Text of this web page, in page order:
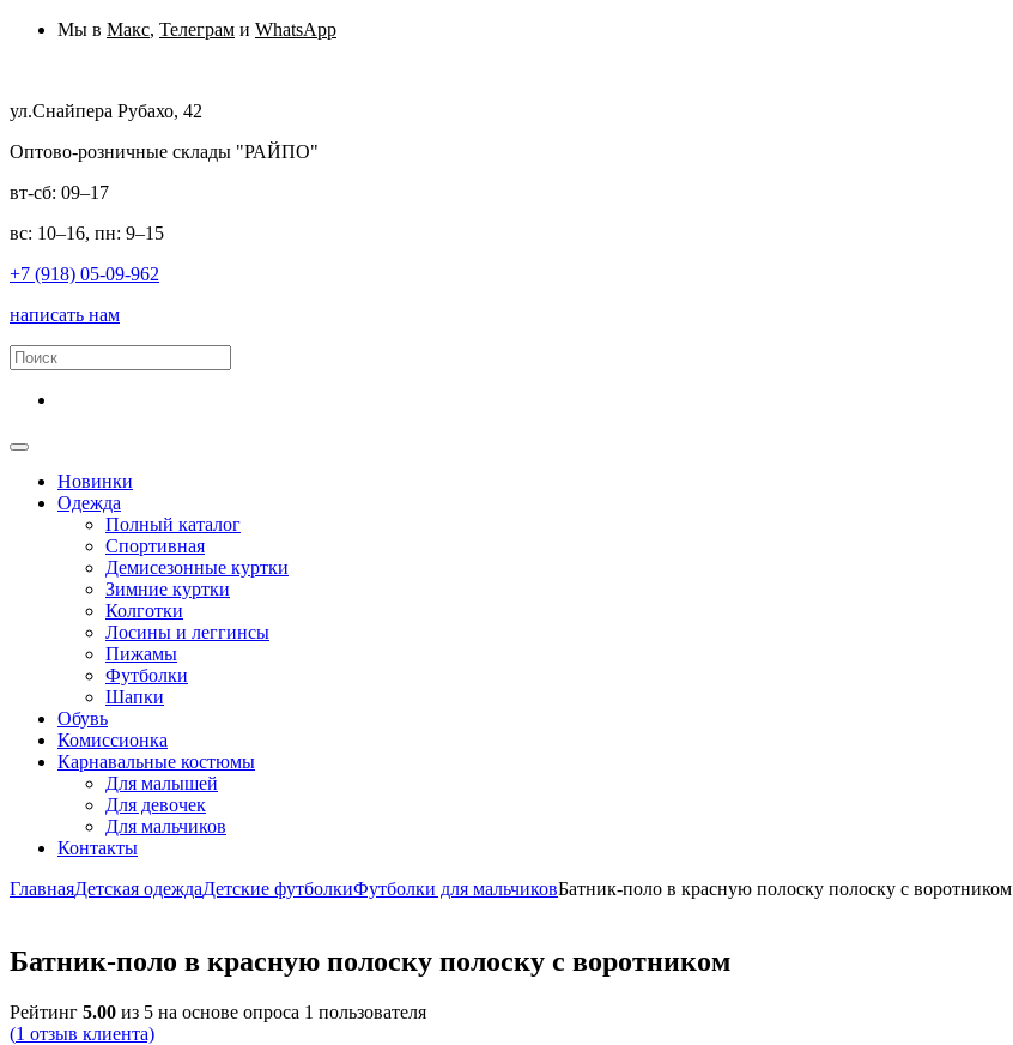
Мы в Макс, Телеграм и WhatsApp
ул.Снайпера Рубахо, 42
Оптово-розничные склады "РАЙПО"
вт-сб: 09–17
вс: 10–16, пн: 9–15
+7 (918) 05-09-962
написать нам
Новинки
Одежда
Полный каталог
Спортивная
Демисезонные куртки
Зимние куртки
Колготки
Лосины и леггинсы
Пижамы
Футболки
Шапки
Обувь
Комиссионка
Карнавальные костюмы
Для малышей
Для девочек
Для мальчиков
Контакты
ГлавнаяДетская одеждаДетские футболкиФутболки для мальчиковБатник-поло в красную полоску полоску с воротником
Батник-поло в красную полоску полоску с воротником
Рейтинг 5.00 из 5 на основе опроса 1 пользователя
(1 отзыв клиента)